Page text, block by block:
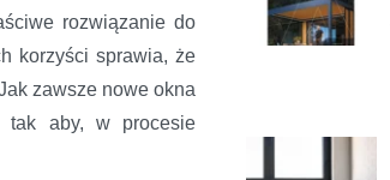
rozwiązanie do
korzyści sprawia, że
zawsze nowe okna
tak aby, w procesie